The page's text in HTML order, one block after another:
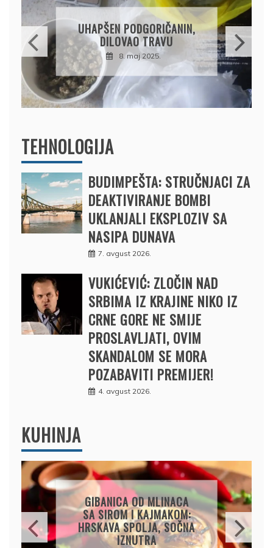
DRŽAVLJANIN RUSIJE
OSUMNJIČEN DA JE
PRODAO TUĐI BMW,
DRŽAVU NAPUSTIO
BRODOM
12. februar 2025.
TEHNOLOGIJA
BUDIMPEŠTA: STRUČNJACI ZA
DEAKTIVIRANJE BOMBI
UKLANJALI EKSPLOZIV SA
NASIPA DUNAVA
7. avgust 2026.
VUKIĆEVIĆ: ZLOČIN NAD
SRBIMA IZ KRAJINE NIKO IZ
CRNE GORE NE SMIJE
PROSLAVLJATI, OVIM
SKANDALOM SE MORA
POZABAVITI PREMIJER!
4. avgust 2026.
KUHINJA
OSVJEŽAVAJUĆA
LIMUNADA OD
KRASTAVCA: SAVRŠEN
NAPITAK ZA VRELE DANE